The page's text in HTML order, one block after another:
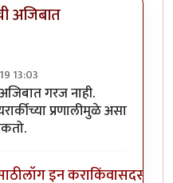
अजिबात
13:03
byजॉनविक्क
गरज नाही.
प्रणालीमुळे असा
लॉग इन कराकिंवासदस्य व्हा